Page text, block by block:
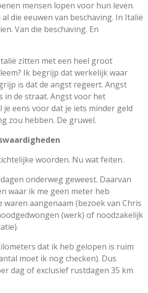
mensen lopen voor hun leven.
die eeuwen van beschaving. In Italië
Van die beschaving. En
zitten met een heel groot
Ik begrijp dat werkelijk waar
is dat de angst regeert. Angst
in de straat. Angst voor het
je eens voor dat je iets minder geld
zou hebben. De gruwel.
woorden. Nu wat feiten.
onderweg geweest. Daarvan
waar ik me geen meter heb
waren aangenaam (bezoek van Chris
(werk) of noodzakelijk
dat ik heb gelopen is ruim
moet ik nog checken). Dus
dag of exclusief rustdagen 35 km